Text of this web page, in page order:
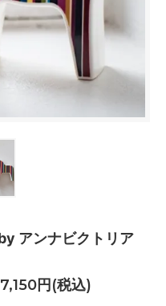
アンナビクトリア
円(税込)